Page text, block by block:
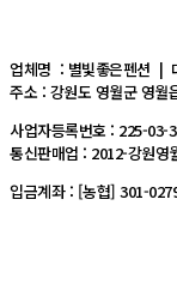
업체명 : 별빛좋은펜션 |
주소 : 강원도 영월군 영월
사업자등록번호 : 225-03-
통신판매업 : 2012-강원영
입금계좌 : [농협] 301-